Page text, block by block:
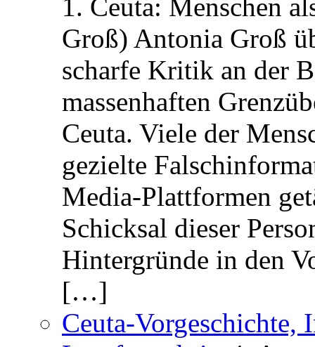
1. Ceuta: Menschen
Groß) Antonia Groß
scharfe Kritik an der
massenhaften
Ceuta. Viele der
gezielte
Media-Plattformen
Schicksal dieser
Hintergründe in den
[…]
Ceuta-Vorgeschichte,